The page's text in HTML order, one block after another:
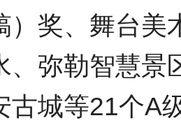
）奖、舞台美
、弥勒智慧
古城等21个A